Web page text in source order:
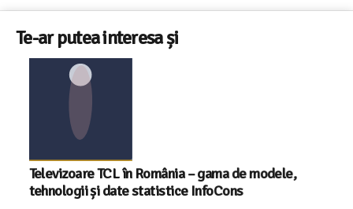
Te-ar putea interesa și